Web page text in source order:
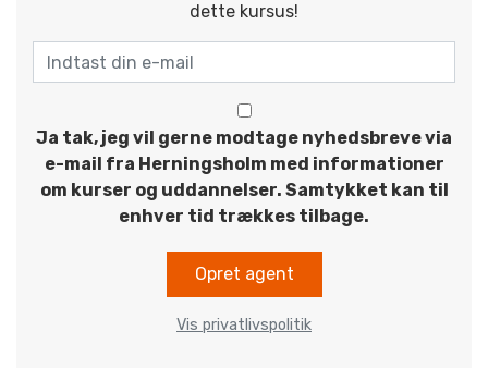
dette kursus!
Ja tak, jeg vil gerne modtage nyhedsbreve via
e-mail fra Herningsholm med informationer
om kurser og uddannelser. Samtykket kan til
enhver tid trækkes tilbage.
Opret agent
Vis privatlivspolitik